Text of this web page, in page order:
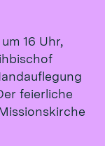
16 Uhr,
feierliche